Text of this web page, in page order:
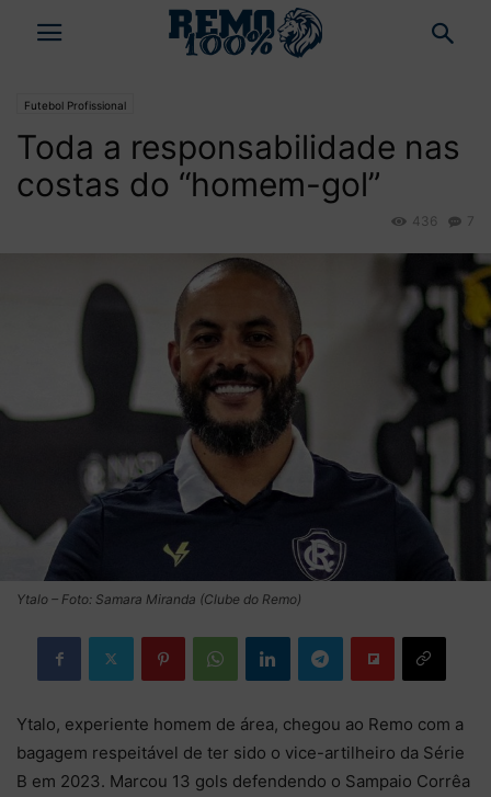
Futebol Profissional
Toda a responsabilidade nas
costas do “homem-gol”
7
436
Ytalo – Foto: Samara Miranda (Clube do Remo)
Ytalo, experiente homem de área, chegou ao Remo com a
bagagem respeitável de ter sido o vice-artilheiro da Série
B em 2023. Marcou 13 gols defendendo o Sampaio Corrêa